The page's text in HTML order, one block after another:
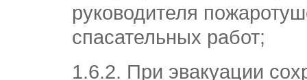
руководителя
спасательных работ;
1.6.2. При эвакуации